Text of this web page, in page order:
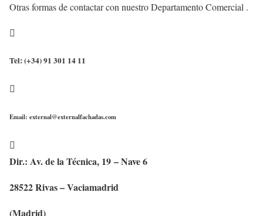
Otras formas de contactar con nuestro Departamento Comercial .

Tel: (+34) 91 301 14 11

Email: external@externalfachadas.com

Dir.: Av. de la Técnica, 19 – Nave 6
28522 Rivas – Vaciamadrid
(Madrid)